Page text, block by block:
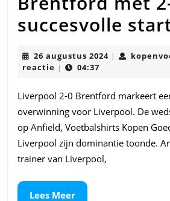
succesvolle
26 augustus 202426|
reactie | 04:37
Liverpool 2-0 Brentford markeert
overwinning voor Liverpool. De
op Anfield, Voetbalshirts Kopen
Liverpool zijn dominantie toonde.
trainer van Liverpool,
Lees MeerLees